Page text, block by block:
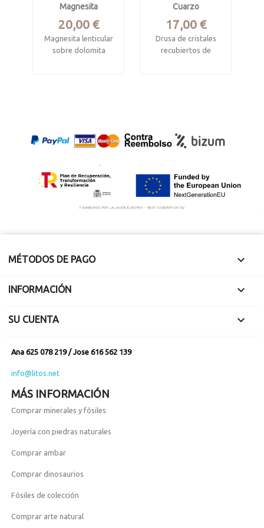
Magnesita
Precio
20,00 €
Magnesita lenticular
sobre dolomita
Cuarzo
Precio
17,00 €
Drusa de cristales
recubiertos de
MÉTODOS DE PAGO 
INFORMACIÓN 
SU CUENTA 
Ana 625 078 219 / Jose 616 562 139
info@litos.net
MÁS INFORMACIÓN
Comprar minerales y fósiles
Joyería con piedras naturales
Comprar ambar
Comprar dinosaurios
Fósiles de colección
Comprar arte natural